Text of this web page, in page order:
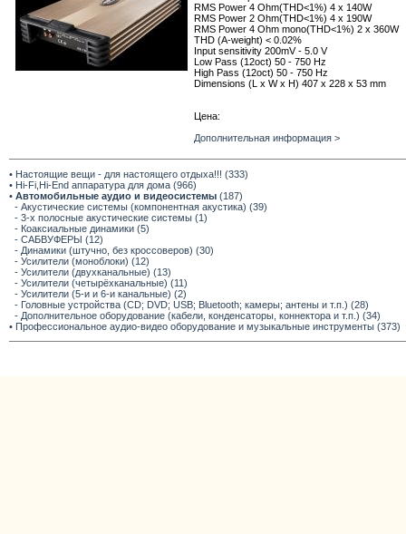
RMS Power 4 Ohm(THD<1%) 4 x 140W
RMS Power 2 Ohm(THD<1%) 4 x 190W
RMS Power 4 Ohm mono(THD<1%) 2 x 360W
THD (A-weight) < 0.02%
Input sensitivity 200mV - 5.0 V
Low Pass (12oct) 50 - 750 Hz
High Pass (12oct) 50 - 750 Hz
Dimensions (L x W x H) 407 x 228 x 53 mm
Цена:
Дополнительная информация >
• Настоящие вещи - для настоящего отдыха!!! (333)
• Hi-Fi,Hi-End аппаратура для дома (966)
• Автомобильные аудио и видеосистемы (187)
- Акустические системы (компонентная акустика) (39)
- 3-х полосные акустические системы (1)
- Коаксиальные динамики (5)
- САБВУФЕРЫ (12)
- Динамики (штучно, без кроссоверов) (30)
- Усилители (моноблоки) (12)
- Усилители (двухканальные) (13)
- Усилители (четырёхканальные) (11)
- Усилители (5-и и 6-и канальные) (2)
- Головные устройства (CD; DVD; USB; Bluetooth; камеры; антены и т.п.) (28)
- Дополнительное оборудование (кабели, конденсаторы, коннектора и т.п.) (34)
• Профессиональное аудио-видео оборудование и музыкальные инструменты (373)